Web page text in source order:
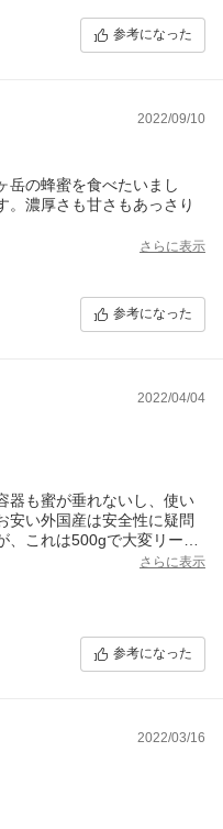
参考になった
2022/09/10
岳の蜂蜜を食べたいまし
。濃厚さも甘さもあっさり
さらに表示
参考になった
2022/04/04
器も蜜が垂れないし、使い
安い外国産は安全性に疑問
これは500gで大変リーズ
以外に煮物などの調味料と
さらに表示
参考になった
2022/03/16